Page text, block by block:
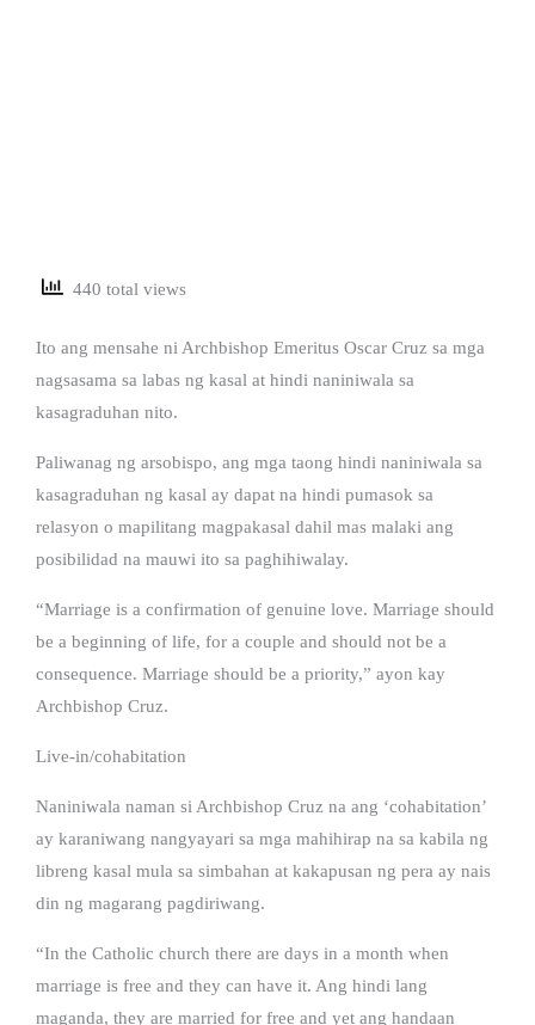
440 total views
Ito ang mensahe ni Archbishop Emeritus Oscar Cruz sa mga
nagsasama sa labas ng kasal at hindi naniniwala sa
kasagraduhan nito.
Paliwanag ng arsobispo, ang mga taong hindi naniniwala sa
kasagraduhan ng kasal ay dapat na hindi pumasok sa
relasyon o mapilitang magpakasal dahil mas malaki ang
posibilidad na mauwi ito sa paghihiwalay.
“Marriage is a confirmation of genuine love. Marriage should
be a beginning of life, for a couple and should not be a
consequence. Marriage should be a priority,” ayon kay
Archbishop Cruz.
Live-in/cohabitation
Naniniwala naman si Archbishop Cruz na ang ‘cohabitation’
ay karaniwang nangyayari sa mga mahihirap na sa kabila ng
libreng kasal mula sa simbahan at kakapusan ng pera ay nais
din ng magarang pagdiriwang.
“In the Catholic church there are days in a month when
marriage is free and they can have it. Ang hindi lang
maganda, they are married for free and yet ang handaan